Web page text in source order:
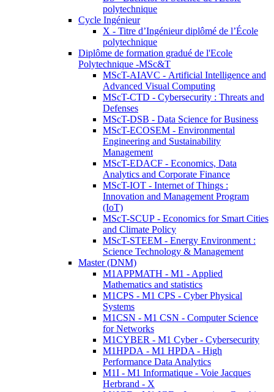
polytechnique
Cycle Ingénieur
X - Titre d’Ingénieur diplômé de l’École
polytechnique
Diplôme de formation gradué de l'Ecole
Polytechnique -MSc&T
MScT-AIAVC - Artificial Intelligence and
Advanced Visual Computing
MScT-CTD - Cybersecurity : Threats and
Defenses
MScT-DSB - Data Science for Business
MScT-ECOSEM - Environmental
Engineering and Sustainability
Management
MScT-EDACF - Economics, Data
Analytics and Corporate Finance
MScT-IOT - Internet of Things :
Innovation and Management Program
(IoT)
MScT-SCUP - Economics for Smart Cities
and Climate Policy
MScT-STEEM - Energy Environment :
Science Technology & Management
Master (DNM)
M1APPMATH - M1 - Applied
Mathematics and statistics
M1CPS - M1 CPS - Cyber Physical
Systems
M1CSN - M1 CSN - Computer Science
for Networks
M1CYBER - M1 Cyber - Cybersecurity
M1HPDA - M1 HPDA - High
Performance Data Analytics
M1I - M1 Informatique - Voie Jacques
Herbrand - X